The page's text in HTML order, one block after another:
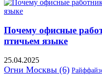
Почему офисные
птичьем языке
25.04.2025
Огни Москвы (6)